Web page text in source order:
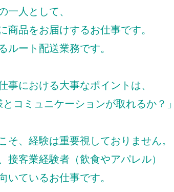
一人として、
商品をお届けするお仕事です。
ルート配送業務です。
事における大事なポイントは、
とコミュニケーションが取れるか？
そ、経験は重要視しておりません。
接客業経験者（飲食やアパレル）
いているお仕事です。